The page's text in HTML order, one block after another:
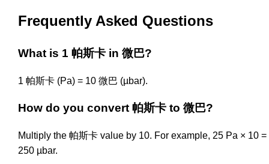
Frequently Asked Questions
What is 1 帕斯卡 in 微巴?
1 帕斯卡 (Pa) = 10 微巴 (µbar).
How do you convert 帕斯卡 to 微巴?
Multiply the 帕斯卡 value by 10. For example, 25 Pa × 10 =
250 µbar.